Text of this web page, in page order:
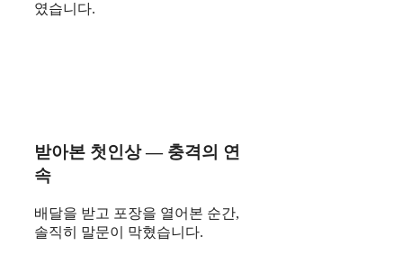
였습니다.
받아본 첫인상 — 충격의 연
속
배달을 받고 포장을 열어본 순간,
솔직히 말문이 막혔습니다.